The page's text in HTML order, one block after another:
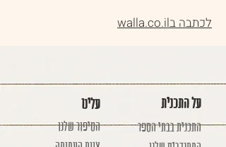
לכתבה בwalla.co.il
עלינו
הסיפור שלנו
על התכנית
התכנית בבתי הספר